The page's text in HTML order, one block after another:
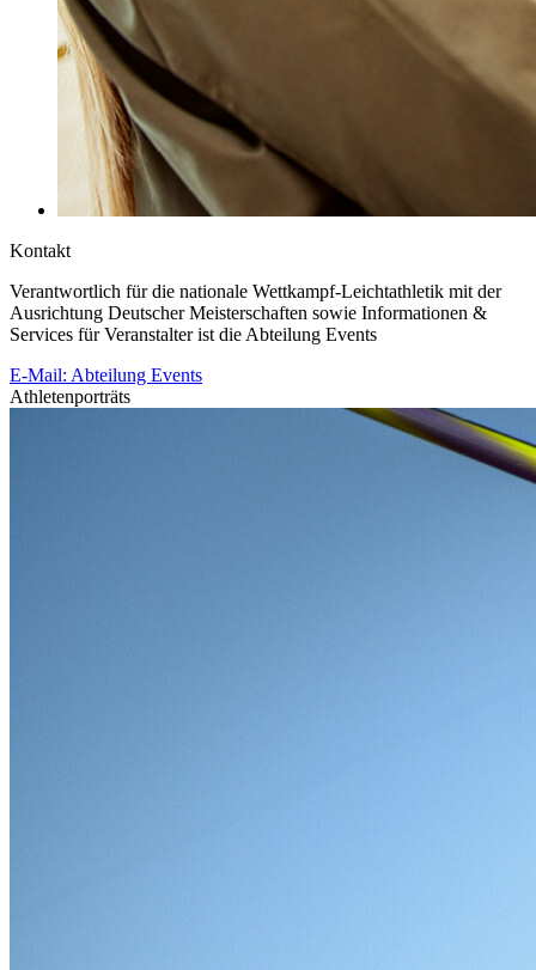
Kontakt
Verantwortlich für die nationale Wettkampf-Leichtathletik mit der
Ausrichtung Deutscher Meisterschaften sowie Informationen &
Services für Veranstalter ist die Abteilung Events
E-Mail: Abteilung Events
Athletenporträts